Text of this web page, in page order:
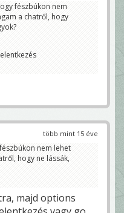
fészbúkon nem
a chatről, hogy
több mint 15 éve
nem lehet
hogy ne lássák,
majd options